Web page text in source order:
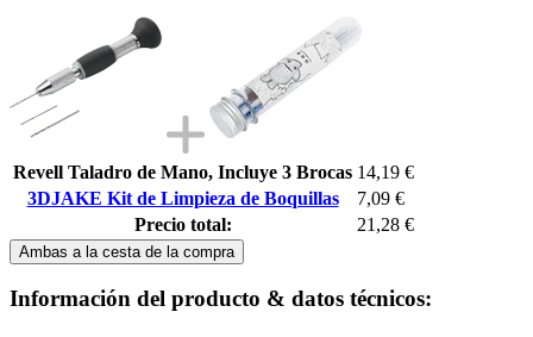
Revell Taladro de Mano, Incluye 3 Brocas 14,19 €
3DJAKE Kit de Limpieza de Boquillas
7,09 €
Precio total:
21,28 €
Ambas a la cesta de la compra
Información del producto & datos técnicos: